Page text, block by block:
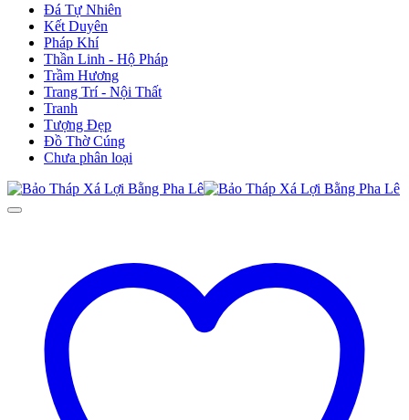
Đá Tự Nhiên
Kết Duyên
Pháp Khí
Thần Linh - Hộ Pháp
Trầm Hương
Trang Trí - Nội Thất
Tranh
Tượng Đẹp
Đồ Thờ Cúng
Chưa phân loại